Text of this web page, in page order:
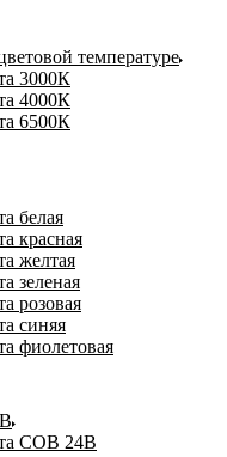
температуре
3000К
4000К
6500К
белая
красная
желтая
зеленая
розовая
синяя
фиолетовая
COB 24В